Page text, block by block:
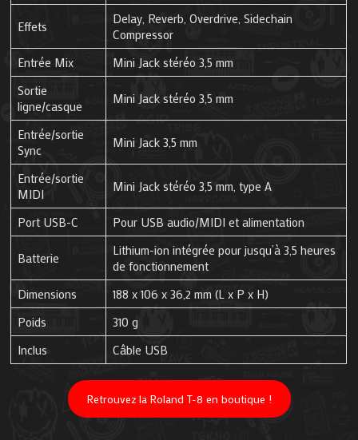
Effets
Delay, Reverb, Overdrive, Sidechain
Compressor
Entrée Mix
Mini Jack stéréo 3,5 mm
Sortie
ligne/casque
Mini Jack stéréo 3,5 mm
Entrée/sortie
Sync
Mini Jack 3,5 mm
Entrée/sortie
MIDI
Mini Jack stéréo 3,5 mm, type A
Port USB-C Pour USB audio/MIDI et alimentation
Batterie
Lithium-ion intégrée pour jusqu’à 3,5 heures
de fonctionnement
Dimensions
188 x 106 x 36,2 mm (L x P x H)
Poids
310 g
Inclus
Câble USB
Retrouvez la Roland T-8 en boutique !